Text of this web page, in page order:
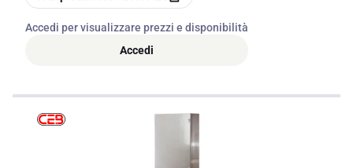
Accedi per visualizzare prezzi e disponibilità
Accedi